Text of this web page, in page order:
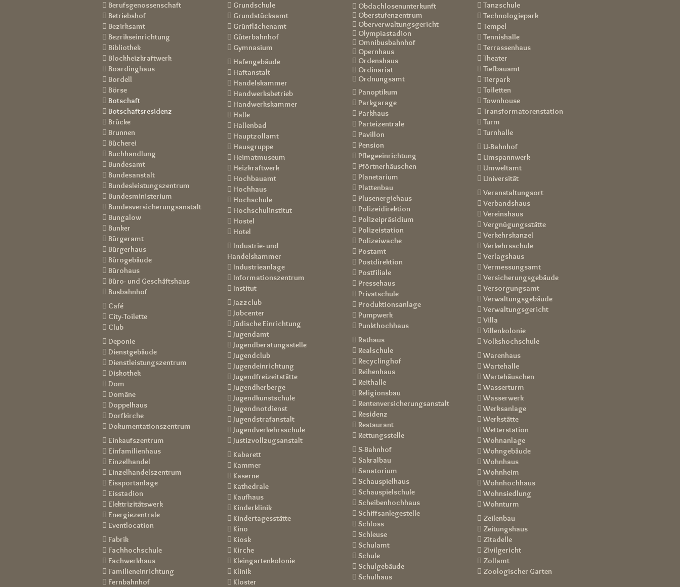
 Berufsgenossenschaft
 Betriebshof
 Bezirksamt
 Bezrikseinrichtung
 Bibliothek
 Blockheizkraftwerk
 Boardinghaus
 Bordell
 Börse
 Botschaft
 Botschaftsresidenz
 Brücke
 Brunnen
 Bücherei
 Buchhandlung
 Bundesamt
 Bundesanstalt
 Bundesleistungszentrum
 Bundesministerium
 Bundesversicherungsanstalt
 Bungalow
 Bunker
 Bürgeramt
 Bürgerhaus
 Bürogebäude
 Bürohaus
 Büro- und Geschäftshaus
 Busbahnhof
 Café
 City-Toilette
 Club
 Deponie
 Dienstgebäude
 Dienstleistungszentrum
 Diskothek
 Dom
 Domäne
 Doppelhaus
 Dorfkirche
 Dokumentationszentrum
 Einkaufszentrum
 Einfamilienhaus
 Einzelhandel
 Einzelhandelszentrum
 Eissportanlage
 Eisstadion
 Elektrizitätswerk
 Energiezentrale
 Eventlocation
 Fabrik
 Fachhochschule
 Fachwerkhaus
 Familieneinrichtung
 Fernbahnhof
 Grundschule
 Grundstücksamt
 Grünflächenamt
 Güterbahnhof
 Gymnasium
 Hafengebäude
 Haftanstalt
 Handelskammer
 Handwerksbetrieb
 Handwerkskammer
 Halle
 Hallenbad
 Hauptzollamt
 Hausgruppe
 Heimatmuseum
 Heizkraftwerk
 Hochbauamt
 Hochhaus
 Hochschule
 Hochschulinstitut
 Hostel
 Hotel
 Industrie- und
Handelskammer
 Industrieanlage
 Informationszentrum
 Institut
 Jazzclub
 Jobcenter
 Jüdische Einrichtung
 Jugendamt
 Jugendberatungsstelle
 Jugendclub
 Jugendeinrichtung
 Jugendfreizeitstätte
 Jugendherberge
 Jugendkunstschule
 Jugendnotdienst
 Jugendstrafanstalt
 Jugendverkehrsschule
 Justizvollzugsanstalt
 Kabarett
 Kammer
 Kaserne
 Kathedrale
 Kaufhaus
 Kinderklinik
 Kindertagesstätte
 Kino
 Kiosk
 Kirche
 Kleingartenkolonie
 Klinik
 Kloster
 Obdachlosenunterkunft
 Oberstufenzentrum
 Oberverwaltungsgericht
 Olympiastadion
 Omnibusbahnhof
 Opernhaus
 Ordenshaus
 Ordinariat
 Ordnungsamt
 Panoptikum
 Parkgarage
 Parkhaus
 Parteizentrale
 Pavillon
 Pension
 Pflegeeinrichtung
 Pförtnerhäuschen
 Planetarium
 Plattenbau
 Plusenergiehaus
 Polizeidirektion
 Polizeipräsidium
 Polizeistation
 Polizeiwache
 Postamt
 Postdirektion
 Postfiliale
 Pressehaus
 Privatschule
 Produktionsanlage
 Pumpwerk
 Punkthochhaus
 Rathaus
 Realschule
 Recyclinghof
 Reihenhaus
 Reithalle
 Religionsbau
 Rentenversicherungsanstalt
 Residenz
 Restaurant
 Rettungsstelle
 S-Bahnhof
 Sakralbau
 Sanatorium
 Schauspielhaus
 Schauspielschule
 Scheibenhochhaus
 Schiffsanlegestelle
 Schloss
 Schleuse
 Schulamt
 Schule
 Schulgebäude
 Schulhaus
 Tanzschule
 Technologiepark
 Tempel
 Tennishalle
 Terrassenhaus
 Theater
 Tiefbauamt
 Tierpark
 Toiletten
 Townhouse
 Transformatorenstation
 Turm
 Turnhalle
 U-Bahnhof
 Umspannwerk
 Umweltamt
 Universität
 Veranstaltungsort
 Verbandshaus
 Vereinshaus
 Vergnügungsstätte
 Verkehrskanzel
 Verkehrsschule
 Verlagshaus
 Vermessungsamt
 Versicherungsgebäude
 Versorgungsamt
 Verwaltungsgebäude
 Verwaltungsgericht
 Villa
 Villenkolonie
 Volkshochschule
 Warenhaus
 Wartehalle
 Wartehäuschen
 Wasserturm
 Wasserwerk
 Werksanlage
 Werkstätte
 Wetterstation
 Wohnanlage
 Wohngebäude
 Wohnhaus
 Wohnheim
 Wohnhochhaus
 Wohnsiedlung
 Wohnturm
 Zeilenbau
 Zeitungshaus
 Zitadelle
 Zivilgericht
 Zollamt
 Zoologischer Garten